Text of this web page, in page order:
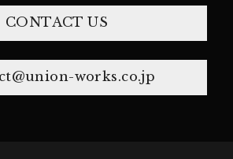
CONTACT US
works.co.jp